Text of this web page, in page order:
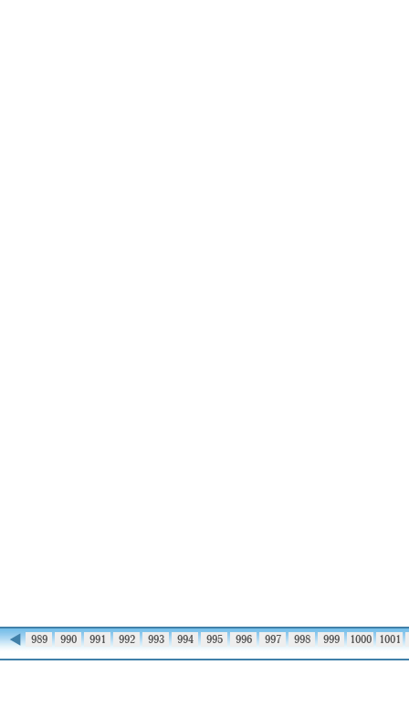
◀
988 989 990 991 992 993 994 995 996 997 998 999 1000 1001